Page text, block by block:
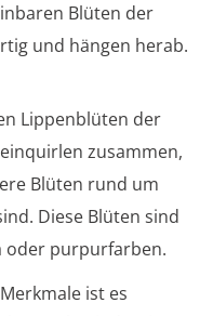
Blüten der
und hängen herab.
Lippenblüten der
zusammen,
Blüten rund um
Diese Blüten sind
oder purpurfarben.
ist es